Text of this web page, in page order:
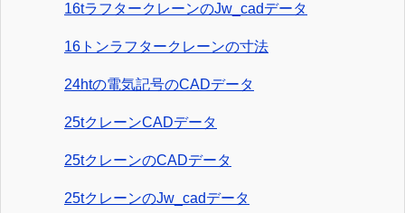
16tラフタークレーンのJw_cadデータ
16トンラフタークレーンの寸法
24htの電気記号のCADデータ
25tクレーンCADデータ
25tクレーンのCADデータ
25tクレーンのJw_cadデータ